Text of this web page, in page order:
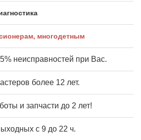
многодетным
неисправностей при Вас.
более 12 лет.
и запчасти до 2 лет!
с 9 до 22 ч.